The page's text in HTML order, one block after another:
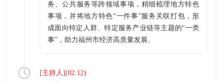
务、公共服务等跨领域事项，精细梳理地方特色
事项，并将地方特色“一件事”服务关联打包，形
成面向特定人群、特定服务产业链等主题的“一类
事”，助力福州市经济高质量发展。
[主持人](02:12)